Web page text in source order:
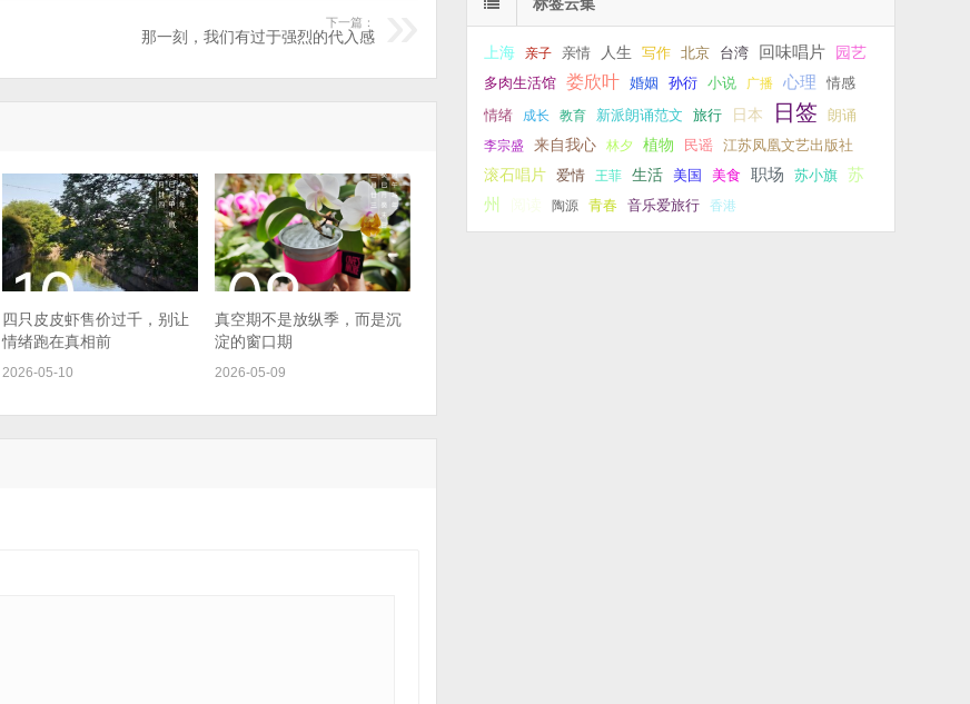
下一篇：
那一刻，我们有过于强烈的代入感
四只皮皮虾售价过千，别让
情绪跑在真相前
2026-05-10
真空期不是放纵季，而是沉
淀的窗口期
2026-05-09
上海 亲子 亲情 人生 写作 北京 台湾 回味唱片 园艺
多肉生活馆 娄欣叶 婚姻 孙衍 小说 广播 心理 情感
情绪 成长 教育 新派朗诵范文 旅行 日本 日签 朗诵
李宗盛 来自我心 林夕 植物 民谣
江苏凤凰文艺出版社
滚石唱片
爱情 王菲 生活 美国 美食 职场 苏小旗
苏
州
陶源 青春 音乐爱旅行 香港